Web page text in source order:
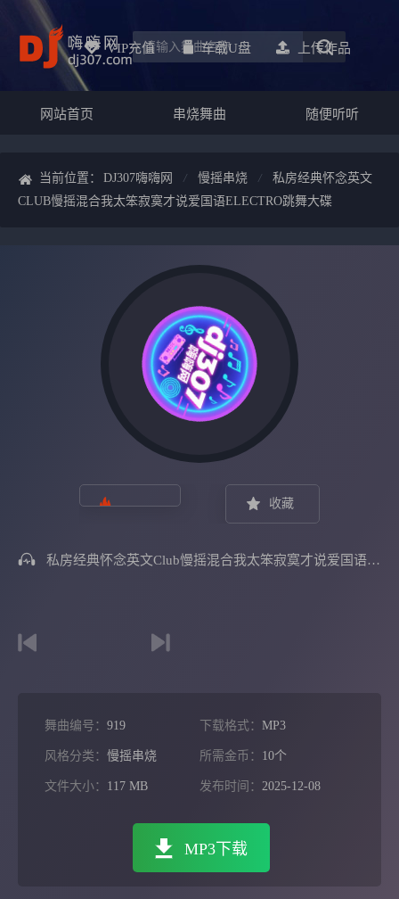
VIP充值 车载u盘 上传作品
网站首页 串烧舞曲 随便听听
当前位置： DJ307嗨嗨网 慢摇串烧
私房经典怀念英文
CLUB慢摇混合我太笨寂寞才说爱国语ELECTRO跳舞大碟
收藏
私房经典怀念英文Club慢摇混合我太笨寂寞才说爱国语Electro跳舞大碟
舞曲编号： 919 下载格式： MP3
风格分类： 慢摇串烧 所需金币： 10个
文件大小： 117 MB 发布时间： 2025-12-08
MP3下载